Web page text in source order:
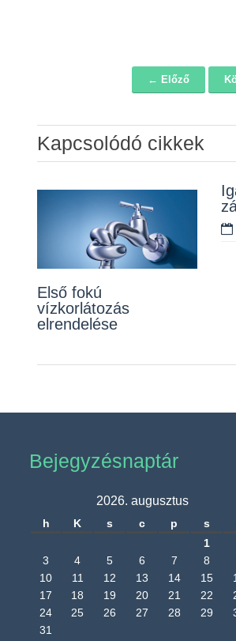
← Előző
Kapcsolódó cikkek
Első fokú
vízkorlátozás
elrendelése
Álláspályázat –
konyhai kisegítő
2026-07-20
Bejegyzésnaptár
2026. augusztus
h K s c p s
1
3
4 5 6 7 8
10
11 12 13 14 15
17
18 19 20 21 22
24
25 26 27 28 29
31